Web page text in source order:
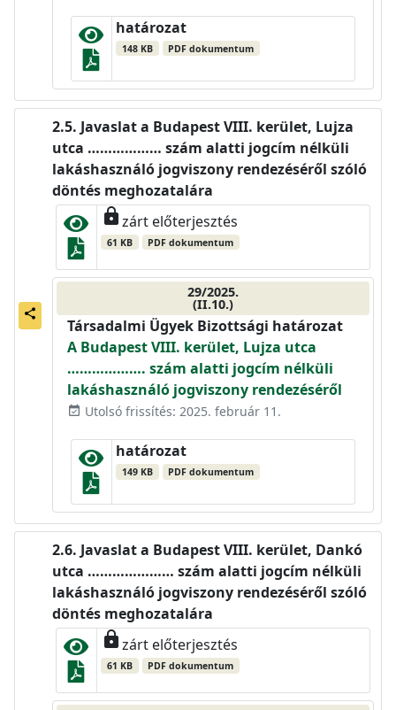
határozat
148 KB PDF dokumentum
share
Javaslat a Budapest VIII. kerület, Lujza
utca ……………… szám alatti jogcím nélküli
lakáshasználó jogviszony rendezéséről szóló
döntés meghozatalára
lockzárt előterjesztés
61 KB PDF dokumentum
29/2025.
(II.10.)
Társadalmi Ügyek Bizottsági határozat
A Budapest VIII. kerület, Lujza utca
………………. szám alatti jogcím nélküli
lakáshasználó jogviszony rendezéséről
event_available Utolsó frissítés: 2025. február 11.
határozat
149 KB PDF dokumentum
Javaslat a Budapest VIII. kerület, Dankó
utca ………………… szám alatti jogcím nélküli
lakáshasználó jogviszony rendezéséről szóló
döntés meghozatalára
lockzárt előterjesztés
61 KB PDF dokumentum